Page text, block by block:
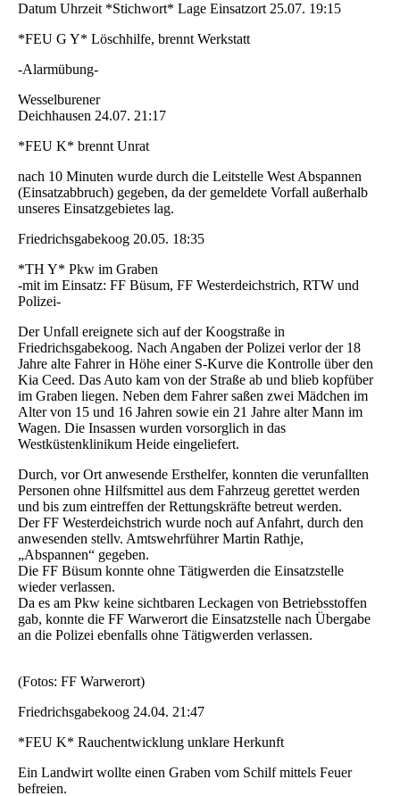
Datum Uhrzeit *Stichwort* Lage Einsatzort 25.07. 19:15
*FEU G Y* Löschhilfe, brennt Werkstatt
-Alarmübung-
Wesselburener
Deichhausen 24.07. 21:17
*FEU K* brennt Unrat
nach 10 Minuten wurde durch die Leitstelle West Abspannen
(Einsatzabbruch) gegeben, da der gemeldete Vorfall außerhalb
unseres Einsatzgebietes lag.
Friedrichsgabekoog 20.05. 18:35
*TH Y* Pkw im Graben
-mit im Einsatz: FF Büsum, FF Westerdeichstrich, RTW und
Polizei-
Der Unfall ereignete sich auf der Koogstraße in
Friedrichsgabekoog. Nach Angaben der Polizei verlor der 18
Jahre alte Fahrer in Höhe einer S-Kurve die Kontrolle über den
Kia Ceed. Das Auto kam von der Straße ab und blieb kopfüber
im Graben liegen. Neben dem Fahrer saßen zwei Mädchen im
Alter von 15 und 16 Jahren sowie ein 21 Jahre alter Mann im
Wagen. Die Insassen wurden vorsorglich in das
Westküstenklinikum Heide eingeliefert.
Durch, vor Ort anwesende Ersthelfer, konnten die verunfallten
Personen ohne Hilfsmittel aus dem Fahrzeug gerettet werden
und bis zum eintreffen der Rettungskräfte betreut werden.
Der FF Westerdeichstrich wurde noch auf Anfahrt, durch den
anwesenden stellv. Amtswehrführer Martin Rathje,
„Abspannen“ gegeben.
Die FF Büsum konnte ohne Tätigwerden die Einsatzstelle
wieder verlassen.
Da es am Pkw keine sichtbaren Leckagen von Betriebsstoffen
gab, konnte die FF Warwerort die Einsatzstelle nach Übergabe
an die Polizei ebenfalls ohne Tätigwerden verlassen.
(Fotos: FF Warwerort)
Friedrichsgabekoog 24.04. 21:47
*FEU K* Rauchentwicklung unklare Herkunft
Ein Landwirt wollte einen Graben vom Schilf mittels Feuer
befreien.